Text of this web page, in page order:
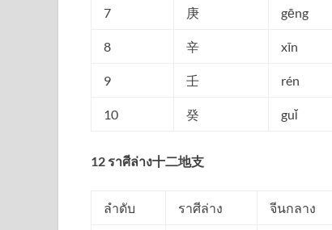
7 庚 gēng
8 辛 xīn
9 壬 rén
10 癸 guǐ
12 ราศีล่าง十二地支
ลำดับ ราศีล่าง จีนกลาง